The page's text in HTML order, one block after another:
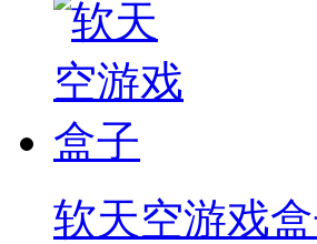
软天空游戏